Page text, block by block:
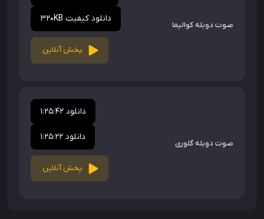
صوت دوبله کوالیما
دانلود کیفیت 320KB
پخش آنلاین
صوت دوبله گلوری
دانلود 1:25:42
دانلود 1:25:22
پخش آنلاین